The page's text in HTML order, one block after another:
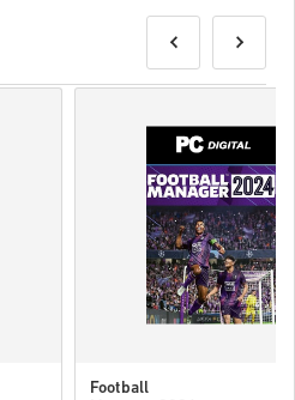
Football